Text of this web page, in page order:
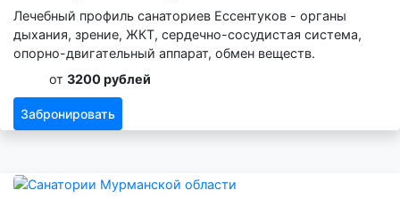
Лечебный профиль санаториев Ессентуков - органы
дыхания, зрение, ЖКТ, сердечно-сосудистая система,
опорно-двигательный аппарат, обмен веществ.
от 3200 рублей
Забронировать